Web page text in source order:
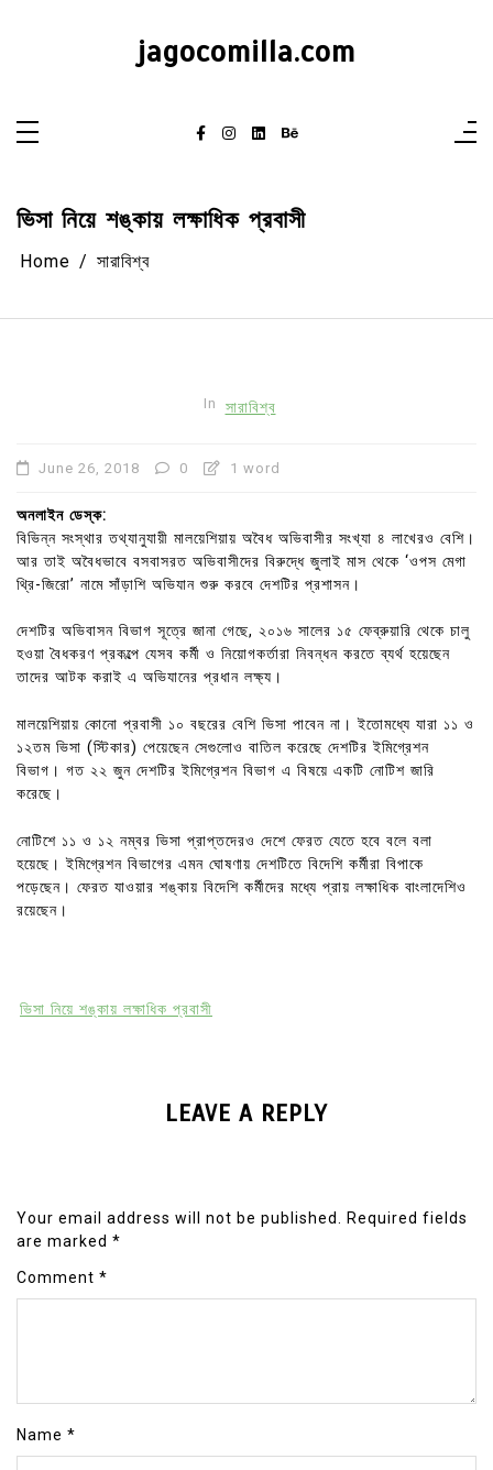
jagocomilla.com
ভিসা নিয়ে শঙ্কায় লক্ষাধিক প্রবাসী
Home সারাবিশ্ব
In সারাবিশ্ব
June 26, 2018 0 1 word
অনলাইন ডেস্ক:
বিভিন্ন সংস্থার তথ্যানুযায়ী মালয়েশিয়ায় অবৈধ অভিবাসীর সংখ্যা ৪ লাখেরও বেশি।
আর তাই অবৈধভাবে বসবাসরত অভিবাসীদের বিরুদ্ধে জুলাই মাস থেকে ‘ওপস মেগা
থ্রি-জিরো’ নামে সাঁড়াশি অভিযান শুরু করবে দেশটির প্রশাসন।
দেশটির অভিবাসন বিভাগ সূত্রে জানা গেছে, ২০১৬ সালের ১৫ ফেব্রুয়ারি থেকে চালু
হওয়া বৈধকরণ প্রকল্পে যেসব কর্মী ও নিয়োগকর্তারা নিবন্ধন করতে ব্যর্থ হয়েছেন
তাদের আটক করাই এ অভিযানের প্রধান লক্ষ্য।
মালয়েশিয়ায় কোনো প্রবাসী ১০ বছরের বেশি ভিসা পাবেন না। ইতোমধ্যে যারা ১১ ও
১২তম ভিসা (স্টিকার) পেয়েছেন সেগুলোও বাতিল করেছে দেশটির ইমিগ্রেশন
বিভাগ। গত ২২ জুন দেশটির ইমিগ্রেশন বিভাগ এ বিষয়ে একটি নোটিশ জারি
করেছে।
নোটিশে ১১ ও ১২ নম্বর ভিসা প্রাপ্তদেরও দেশে ফেরত যেতে হবে বলে বলা
হয়েছে। ইমিগ্রেশন বিভাগের এমন ঘোষণায় দেশটিতে বিদেশি কর্মীরা বিপাকে
পড়েছেন। ফেরত যাওয়ার শঙ্কায় বিদেশি কর্মীদের মধ্যে প্রায় লক্ষাধিক বাংলাদেশিও
রয়েছেন।
ভিসা নিয়ে শঙ্কায় লক্ষাধিক প্রবাসী
LEAVE A REPLY
Your email address will not be published.
Required fields
are marked *
Comment *
Name *